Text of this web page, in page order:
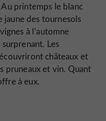
printemps le blanc
jaune des tournesols
à l’automne
Les
châteaux et
pruneaux et vin. Quant
à eux.